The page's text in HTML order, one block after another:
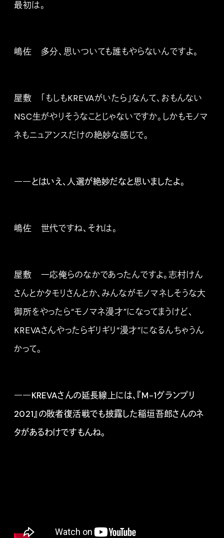
最初は。
嶋佐 多分、思いついても誰もやらないんですよ。
屋敷 「もしもKREVAがいたら」なんて、おもんない
NSC生がやりそうなことじゃないですか。しかもモノマ
ネもニュアンスだけの絶妙な感じで。
――とはいえ、人選が絶妙だなと思いましたよ。
嶋佐 世代ですね、それは。
屋敷 一応俺らのなかであったんですよ。志村けん
さんとかタモリさんとか、みんながモノマネしそうな大
御所をやったら“モノマネ漫才”になってまうけど、
KREVAさんやったらギリギリ“漫才”になるんちゃうん
かって。
――KREVAさんの延長線上には、『M-1グランプリ
2021』の敗者復活戦でも披露した稲垣吾郎さんのネ
タがあるわけですもんね。